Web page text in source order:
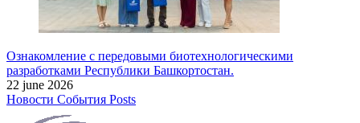
Ознакомление с передовыми биотехнологическими
разработками Республики Башкортостан.
22 june 2026
Новости События Posts